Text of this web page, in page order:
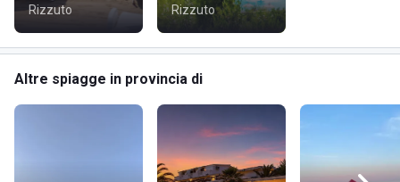
DOVE SI TROVA ALOHA BEACH
Aloha Beach si trova in Località Capo Piccolo snc, nell'Isola
di Capo Rizzuto, una delle località più suggestive della
Calabria. La zona è rinomata per le sue acque cristalline e il
paesaggio mozzafiato della riserva naturale marina.
Rizzuto
Rizzuto
Altre spiagge in provincia di